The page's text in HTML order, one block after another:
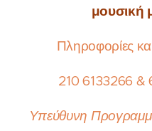
μουσική
Πληροφορίες
210
Υπεύθυνη